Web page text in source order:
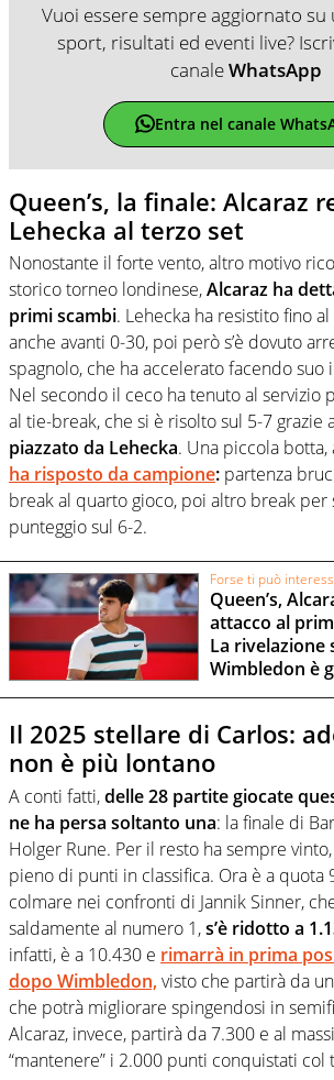
Vuoi essere sempre aggiornato su
sport, risultati ed eventi live?
canaleWhatsApp
Entra nel canale
Queen’s, la finale: Alcaraz
Lehecka al terzo set
Nonostante il forte vento, altro motivo
storico torneo londinese,Alcaraz ha
primi scambi. Lehecka ha resistito fino
anche avanti 0-30, poi però s’è dovuto
spagnolo, che ha accelerato facendo suo
Nel secondo il ceco ha tenuto al servizio
al tie-break, che si è risolto sul 5-7 grazie
piazzato da Lehecka. Una piccola
ha risposto da campione: partenza
break al quarto gioco, poi altro break per
punteggio sul 6-2.
Forse ti può
Queen’s,
attacco al
La rivelazione
Wimbledon è
Il 2025 stellare di Carlos:
non è più lontano
A conti fatti,delle 28 partite giocate
ne ha persa soltanto una: la finale di
Holger Rune. Per il resto ha sempre
pieno di punti in classifica. Ora è a quota
colmare nei confronti di Jannik Sinner,
saldamente al numero 1,s’è ridotto a
infatti, è a 10.430 e rimarrà in prima
dopo Wimbledon,visto che partirà da
che potrà migliorare spingendosi in
Alcaraz, invece, partirà da 7.300 e al
“mantenere” i 2.000 punti conquistati